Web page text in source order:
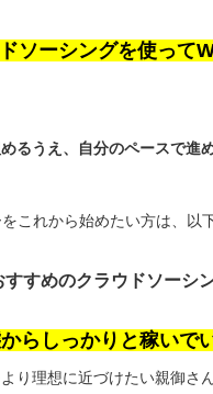
ソーシングを使って
るうえ、自分のペースで進
これから始めたい方は、以
すめのクラウドソーシ
らしっかりと稼いで
り理想に近づけたい親御さ